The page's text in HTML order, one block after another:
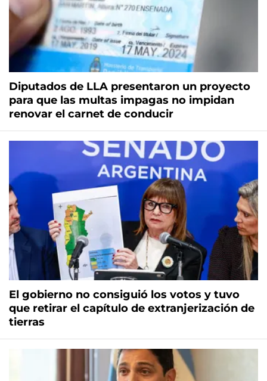
Diputados de LLA presentaron un proyecto
para que las multas impagas no impidan
renovar el carnet de conducir
El gobierno no consiguió los votos y tuvo
que retirar el capítulo de extranjerización de
tierras